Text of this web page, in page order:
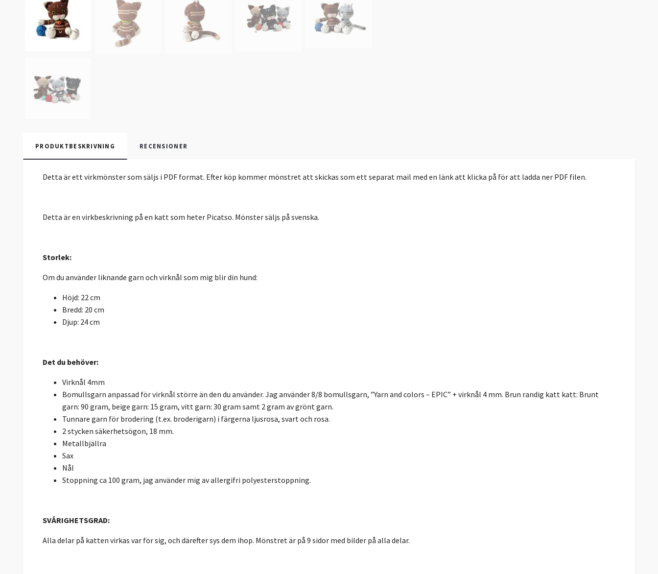
PRODUKTBESKRIVNING RECENSIONER
Detta är ett virkmönster som säljs i PDF format. Efter köp kommer mönstret att skickas som ett separat mail med en länk att klicka på för att ladda ner PDF filen.
Detta är en virkbeskrivning på en katt som heter Picatso. Mönster säljs på svenska.
Storlek:
Om du använder liknande garn och virknål som mig blir din hund:
Höjd: 22 cm
Bredd: 20 cm
Djup: 24 cm
Det du behöver:
Virknål 4mm
Bomullsgarn anpassad för virknål större än den du använder. Jag använder 8/8 bomullsgarn, ”Yarn and colors – EPIC” + virknål 4 mm. Brun randig katt katt: Brunt
garn: 90 gram, beige garn: 15 gram, vitt garn: 30 gram samt 2 gram av grönt garn.
Tunnare garn för brodering (t.ex. broderigarn) i färgerna ljusrosa, svart och rosa.
2 stycken säkerhetsögon, 18 mm.
Metallbjällra
Sax
Nål
Stoppning ca 100 gram, jag använder mig av allergifri polyesterstoppning.
SVÅRIGHETSGRAD:
Alla delar på katten virkas var för sig, och därefter sys dem ihop. Mönstret är på 9 sidor med bilder på alla delar.